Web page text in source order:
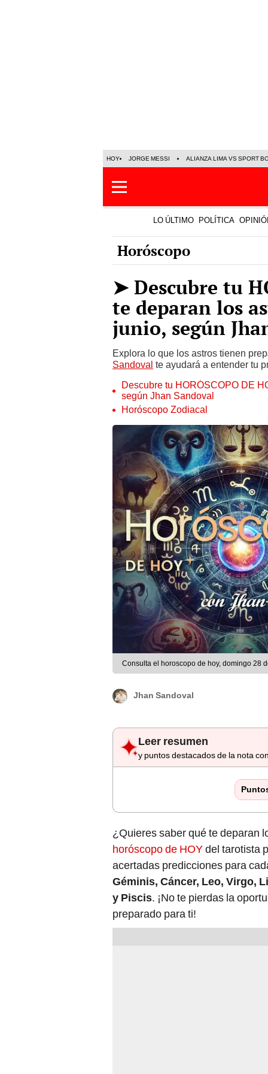
HOY JORGE MESSI ALIANZA LIMA VS SPORT
LO ÚLTIMO POLÍTICA
Horóscopo
➤ Descubre tu
te deparan los
junio, según
Explora lo que los astros tienen
Sandoval te ayudará a entender tu
Descubre tu HORÓSCOPO DE
según Jhan Sandoval
Horóscopo Zodiacal
Consulta el horoscopo de hoy, domingo 28
Jhan Sandoval
Leer resumen
y puntos destacados de la nota
¿Quieres saber qué te deparan
horóscopo de HOYdel tarotista
acertadas predicciones para
Géminis, Cáncer, Leo, Virgo,
y Piscis. ¡No te pierdas la
preparado para ti!